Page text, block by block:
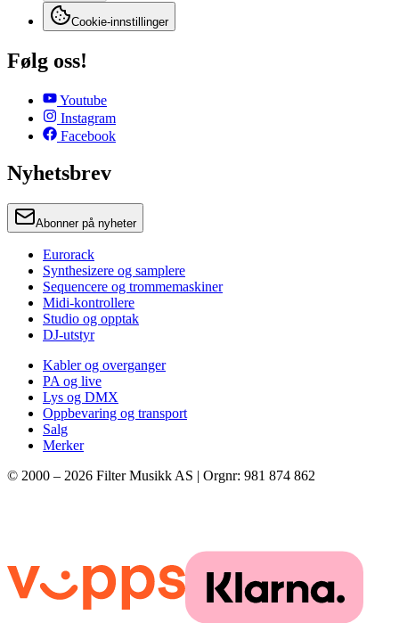
Cookie-innstillinger
Følg oss!
Youtube
Instagram
Facebook
Nyhetsbrev
Abonner på nyheter
Eurorack
Synthesizere og samplere
Sequencere og trommemaskiner
Midi-kontrollere
Studio og opptak
DJ-utstyr
Kabler og overganger
PA og live
Lys og DMX
Oppbevaring og transport
Salg
Merker
© 2000 – 2026 Filter Musikk AS | Orgnr: 981 874 862